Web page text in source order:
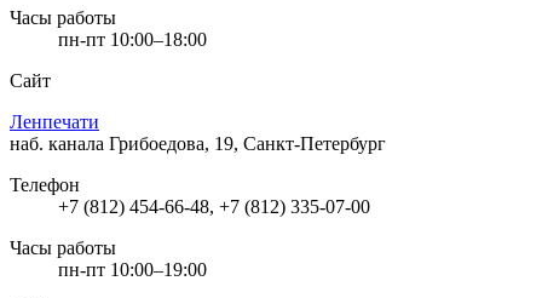
Часы работы
пн-пт 10:00–18:00
Сайт
Ленпечати
наб. канала Грибоедова, 19, Санкт-Петербург
Телефон
+7 (812) 454-66-48, +7 (812) 335-07-00
Часы работы
пн-пт 10:00–19:00